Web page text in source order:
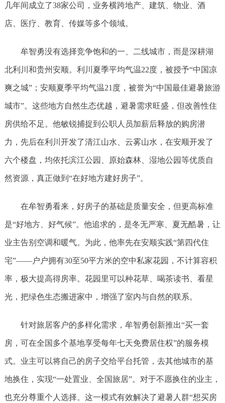
几年间成立了38家公司，业务横跨地产、建筑、物业、酒
店、医疗、教育、传媒等多个领域。
牟智勇没有选择竞争饱和的一、二线城市，而是深耕湖
北利川和贵州安顺。利川夏季平均气温22度，被授予“中国凉
爽之城”；安顺夏季平均气温21度，被誉为“中国最佳避暑旅游
城市”。这些地方自然生态优越，避暑需求旺盛，但改善性住
房供给不足。他敏锐捕捉到公职人员加薪后释放的购房潜
力，先后在利川开发了清江山水、云雾山水，在安顺开发了
六个楼盘，均依托滨江公园、原始森林、湿地公园等优质自
然资源，真正做到“在好地方建好房子”。
在牟智勇看来，好房子的基础是质量安全，但更高标准
是“好地方、好气候”。他追求的，是冬无严寒、夏无酷暑，让
业主告别空调和暖气。为此，他率先在安顺实践“第四代住
宅”——户户拥有30至50平方米的空中私家花园，不计算容积
率，极大提高得房率。花园里可以种花草、喝茶读书、看星
光，把绿色生态搬进家中，增强了室内与自然的联系。
针对旅居客户的多样化需求，牟智勇创新推出“买一套
房，可在全国多个基地享受每年七天免费居住权”的服务模
式。业主可以将自己的房子交给平台托管，去其他城市的基
地换住，实现“一处置业、全国旅居”。对于不愿换住的业主，
也充分尊重个人选择。这一模式有效解决了避暑人群“想买房